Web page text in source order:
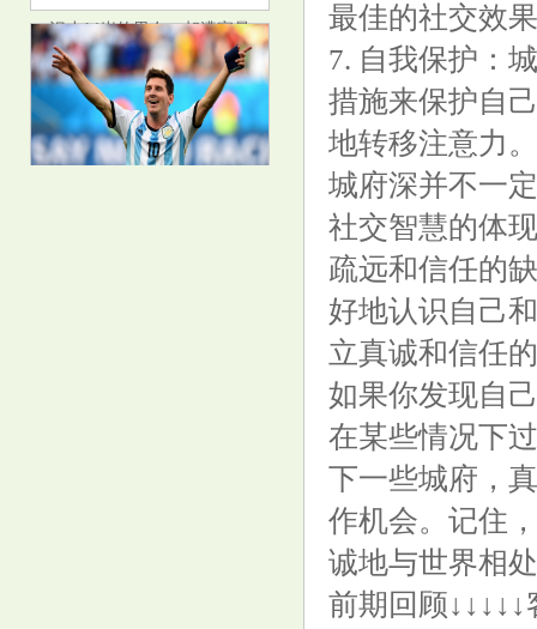
识小14岁的男友，却遭家暴
最佳的社交效
7. 自我保护：
措施来保护自
地转移注意力。
城府深并不一
社交智慧的体
疏远和信任的
好地认识自己
立真诚和信任
如果你发现自
在某些情况下
下一些城府，
作机会。记住
诚地与世界相
前期回顾